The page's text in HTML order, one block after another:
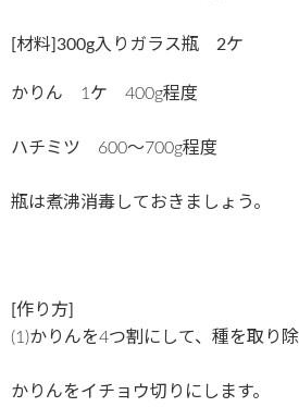
[材料]300g入りガラス瓶 2ケ
かりん 1ケ 400g程度
ハチミツ 600〜700g程度
瓶は煮沸消毒しておきましょう。
[作り方]
(1)かりんを4つ割にして、種を取り除
かりんをイチョウ切りにします。